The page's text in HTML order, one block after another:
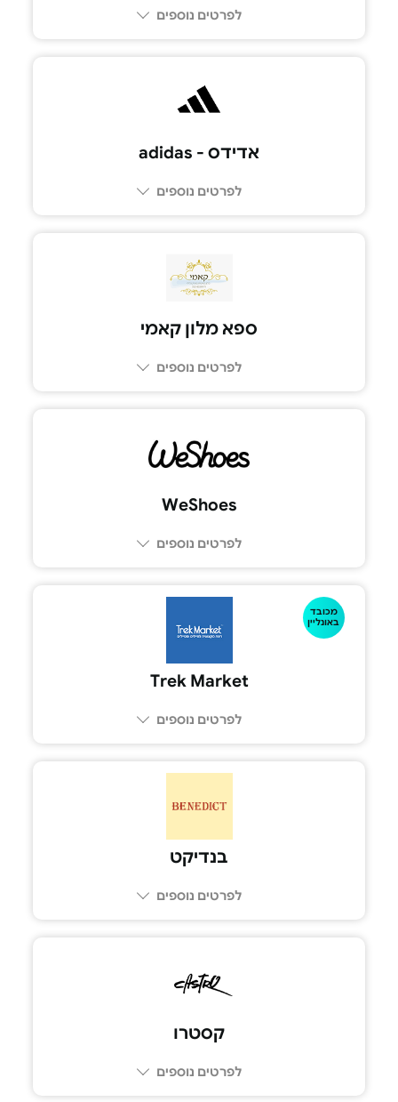
לפרטים נוספים
אדידס - adidas
לפרטים נוספים
ספא מלון קאמי
לפרטים נוספים
WeShoes
לפרטים נוספים
מכובד
באונליין
Trek Market
לפרטים נוספים
בנדיקט
לפרטים נוספים
קסטרו
לפרטים נוספים